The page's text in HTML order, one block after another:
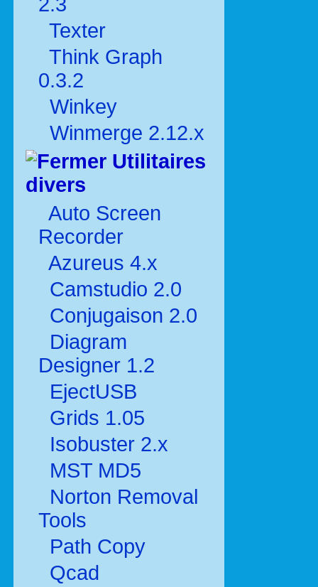
Texter
Think Graph
0.3.2
Winkey
Winmerge 2.12.x
Utilitaires
divers
Auto Screen
Recorder
Azureus 4.x
Camstudio 2.0
Conjugaison 2.0
Diagram
Designer 1.2
EjectUSB
Grids 1.05
Isobuster 2.x
MST MD5
Norton Removal
Tools
Path Copy
Qcad